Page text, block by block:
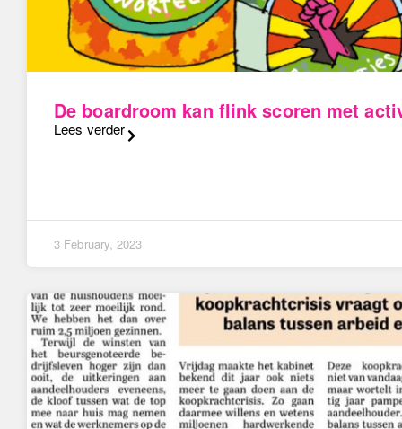
De boardroom kan flink scoren met
Lees verder
3 February, 2023